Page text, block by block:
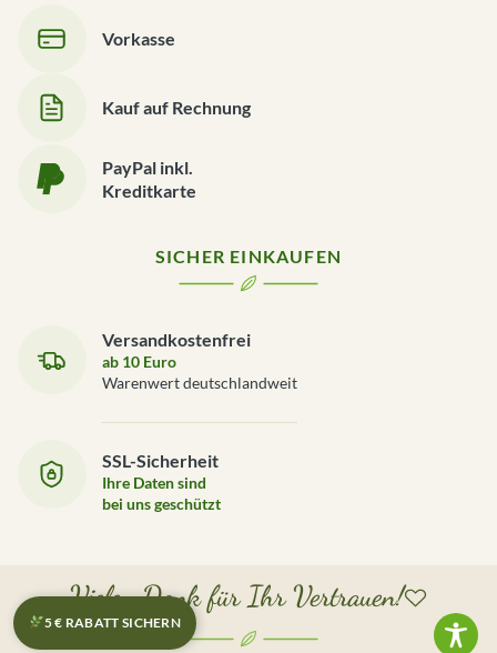
Vorkasse
Kauf auf Rechnung
PayPal inkl.
Kreditkarte
SICHER EINKAUFEN
Versandkostenfrei
ab 10 Euro
Warenwert deutschlandweit
SSL-Sicherheit
Ihre Daten sind
bei uns geschützt
Vielen Dank für Ihr Vertrauen!
5 € RABATT SICHERN